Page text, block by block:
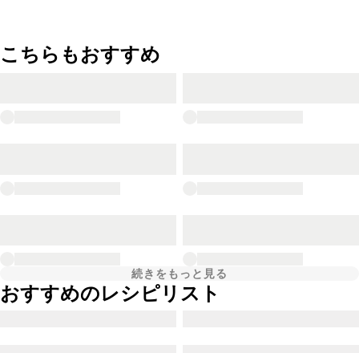
こちらもおすすめ
続きをもっと見る
おすすめのレシピリスト